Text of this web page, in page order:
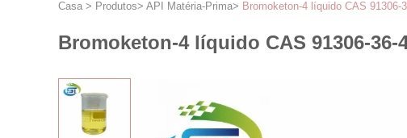
Casa > Produtos> API Matéria-Prima> Bromoketon-4 líquido CAS
Bromoketon-4 líquido CAS 91306-